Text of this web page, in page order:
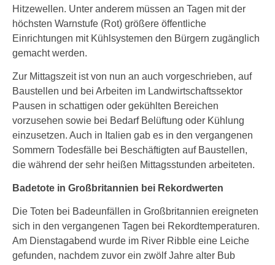
Hitzewellen. Unter anderem müssen an Tagen mit der
höchsten Warnstufe (Rot) größere öffentliche
Einrichtungen mit Kühlsystemen den Bürgern zugänglich
gemacht werden.
Zur Mittagszeit ist von nun an auch vorgeschrieben, auf
Baustellen und bei Arbeiten im Landwirtschaftssektor
Pausen in schattigen oder gekühlten Bereichen
vorzusehen sowie bei Bedarf Belüftung oder Kühlung
einzusetzen. Auch in Italien gab es in den vergangenen
Sommern Todesfälle bei Beschäftigten auf Baustellen,
die während der sehr heißen Mittagsstunden arbeiteten.
Badetote in Großbritannien bei Rekordwerten
Die Toten bei Badeunfällen in Großbritannien ereigneten
sich in den vergangenen Tagen bei Rekordtemperaturen.
Am Dienstagabend wurde im River Ribble eine Leiche
gefunden, nachdem zuvor ein zwölf Jahre alter Bub